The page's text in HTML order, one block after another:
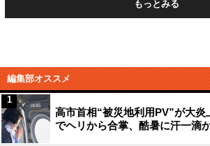
もっとみる
編集部オススメ
高市首相“被災地利用PV”が大
でヘリから合掌、酷暑に汗一滴
1